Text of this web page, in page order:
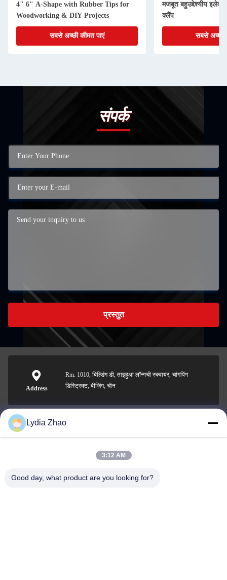
4" 6" A-Shape with Rubber Tips for
Woodworking & DIY Projects
सबसे अच्छी कीमत पाएं
मजबूत बहुउद्देश्यीय
क्लैंप
सबसे अच्छी
संपर्क
प्रस्तुत
Address
Rm. 1010, बिल्डिंग डी, ताइहुआ लॉन्गची स्क्वायर, चांगपिंग
डिस्ट्रिक्ट, बीजिंग, चीन
jesingd@vip.sina.com
Lydia Zhao
3:12 AM
Good day, what product are you looking for?